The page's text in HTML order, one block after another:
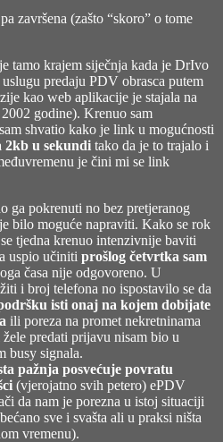
bound
mu
land…
(7:50,
The
KLF,
Justified
&
završena (zašto “skoro” o tome
tamo krajem siječnja kada je DrIvo
predaju PDV obrasca putem
kao web aplikacije je stajala na
godine). Krenuo sam
shvatio kako je link u mogućnosti
2kb u sekundi tako da je to trajalo i
je čini mi se link
ga pokrenuti no bez pretjeranog
bilo moguće napraviti. Kako se rok
tjedna krenuo intenzivnije baviti
uspio učiniti prošlog četvrtka sam
časa nije odgovoreno. U
i broj telefona no ispostavilo se da
isti onaj na kojem dobijate
ili poreza na promet nekretninama
predati prijavu nisam bio u
busy signala.
pažnja posvećuje povratu
(vjerojatno svih petero) ePDV
da nam je porezna u istoj situaciji
sve i svašta ali u praksi ništa
vremenu).